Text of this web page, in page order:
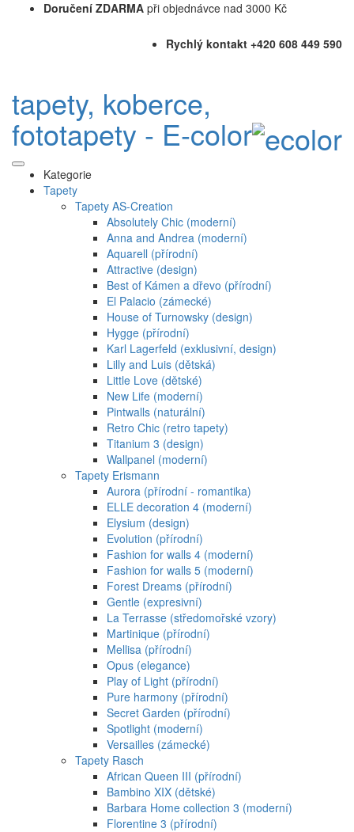
Doručení ZDARMA při objednávce nad 3000 Kč
Rychlý kontakt +420 608 449 590
tapety, koberce,
fototapety - E-color
Kategorie
Tapety
Tapety AS-Creation
Absolutely Chic (moderní)
Anna and Andrea (moderní)
Aquarell (přírodní)
Attractive (design)
Best of Kámen a dřevo (přírodní)
El Palacio (zámecké)
House of Turnowsky (design)
Hygge (přírodní)
Karl Lagerfeld (exklusivní, design)
Lilly and Luis (dětská)
Little Love (dětské)
New Life (moderní)
Pintwalls (naturální)
Retro Chic (retro tapety)
Titanium 3 (design)
Wallpanel (moderní)
Tapety Erismann
Aurora (přírodní - romantika)
ELLE decoration 4 (moderní)
Elysium (design)
Evolution (přírodní)
Fashion for walls 4 (moderní)
Fashion for walls 5 (moderní)
Forest Dreams (přírodní)
Gentle (expresivní)
La Terrasse (středomořské vzory)
Martinique (přírodní)
Mellisa (přírodní)
Opus (elegance)
Play of Light (přírodní)
Pure harmony (přírodní)
Secret Garden (přírodní)
Spotlight (moderní)
Versailles (zámecké)
Tapety Rasch
African Queen III (přírodní)
Bambino XIX (dětské)
Barbara Home collection 3 (moderní)
Florentine 3 (přírodní)